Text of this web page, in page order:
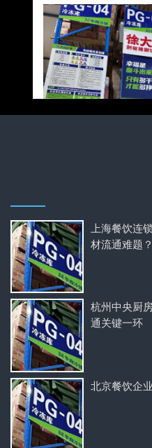
上海餐饮连
材流通难题？
杭州中央厨
通关键一环
北京餐饮企